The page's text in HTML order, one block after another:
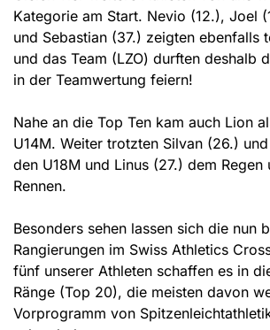
Kategorie am Start. Nevio (12.), Joel
und Sebastian (37.) zeigten ebenfalls
und das Team (LZO) durften deshalb
in der Teamwertung feiern!
Nahe an die Top Ten kam auch Lion
U14M. Weiter trotzten Silvan (26.)
den U18M und Linus (27.) dem
Rennen.
Besonders sehen lassen sich die nun
Rangierungen im Swiss Athletics
fünf unserer Athleten schaffen es in
Ränge (Top 20), die meisten davon
Vorprogramm von